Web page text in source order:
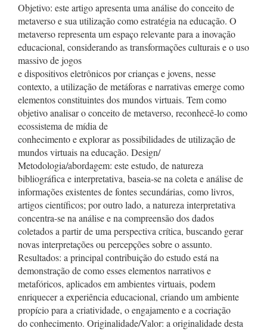
Objetivo: este artigo apresenta uma análise do conceito de
metaverso e sua utilização como estratégia na educação. O
metaverso representa um espaço relevante para a inovação
educacional, considerando as transformações culturais e o uso
massivo de jogos
e dispositivos eletrônicos por crianças e jovens, nesse
contexto, a utilização de metáforas e narrativas emerge como
elementos constituintes dos mundos virtuais. Tem como
objetivo analisar o conceito de metaverso, reconhecê-lo como
ecossistema de mídia de
conhecimento e explorar as possibilidades de utilização de
mundos virtuais na educação. Design/
Metodologia/abordagem: este estudo, de natureza
bibliográfica e interpretativa, baseia-se na coleta e análise de
informações existentes de fontes secundárias, como livros,
artigos científicos; por outro lado, a natureza interpretativa
concentra-se na análise e na compreensão dos dados
coletados a partir de uma perspectiva crítica, buscando gerar
novas interpretações ou percepções sobre o assunto.
Resultados: a principal contribuição do estudo está na
demonstração de como esses elementos narrativos e
metafóricos, aplicados em ambientes virtuais, podem
enriquecer a experiência educacional, criando um ambiente
propício para a criatividade, o engajamento e a cocriação
do conhecimento. Originalidade/Valor: a originalidade desta